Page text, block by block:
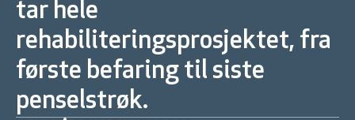
tar hele
rehabiliteringsprosjektet, fra
første befaring til siste
penselstrøk.